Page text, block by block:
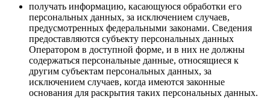
получать информацию, касающуюся обработки его
персональных данных, за исключением случаев,
предусмотренных федеральными законами. Сведения
предоставляются субъекту персональных данных
Оператором в доступной форме, и в них не должны
содержаться персональные данные, относящиеся к
другим субъектам персональных данных, за
исключением случаев, когда имеются законные
основания для раскрытия таких персональных данных.